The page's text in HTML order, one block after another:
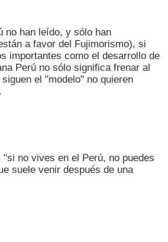
no han leído, y sólo han
a favor del Fujimorismo), si
importantes como el desarrollo de
Perú no sólo significa frenar al
el "modelo" no quieren
no vives en el Perú, no puedes
suele venir después de una